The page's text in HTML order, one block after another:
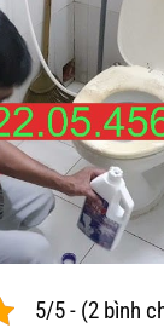
5/5 - (2 bình